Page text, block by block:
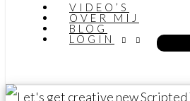
VIDEO’S
OVER MIJ
BLOG
LOGIN